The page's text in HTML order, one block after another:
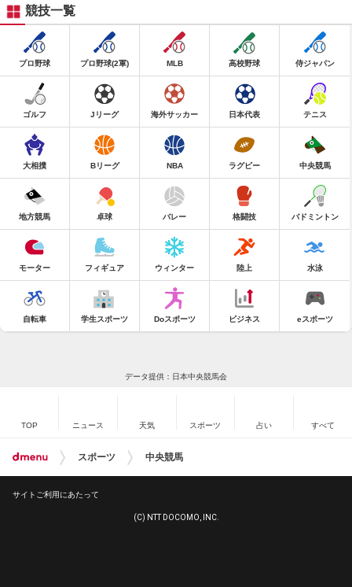
競技一覧
プロ野球 プロ野球(2軍) MLB 高校野球 侍ジャパン
ゴルフ Jリーグ 海外サッカー 日本代表 テニス
大相撲 Bリーグ NBA ラグビー 中央競馬
地方競馬 卓球 バレー 格闘技 バドミントン
モーター フィギュア ウィンター 陸上 水泳
自転車 学生スポーツ Doスポーツ ビジネス eスポーツ
データ提供：日本中央競馬会
TOP ニュース 天気 スポーツ 占い すべて
スポーツ 中央競馬
サイトご利用にあたって
(C) NTT DOCOMO, INC.